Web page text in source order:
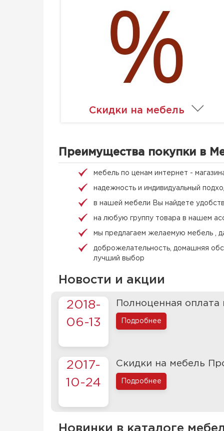
Скидки на мебель
Преимущества покупки в
мебель по ценам интернет -
надежность и индивидуальный
в нашей мебели Вы найдете
на любую группу товара в нашем
мы предлагаем желаемую мебель ,
доброжелательность, домашняя
лучший выбор
Новости и акции
2018-
06-13
Полноценная оплата
Подробнее
2017-
10-24
Скидки на мебель
Подробнее
Новинки в каталоге